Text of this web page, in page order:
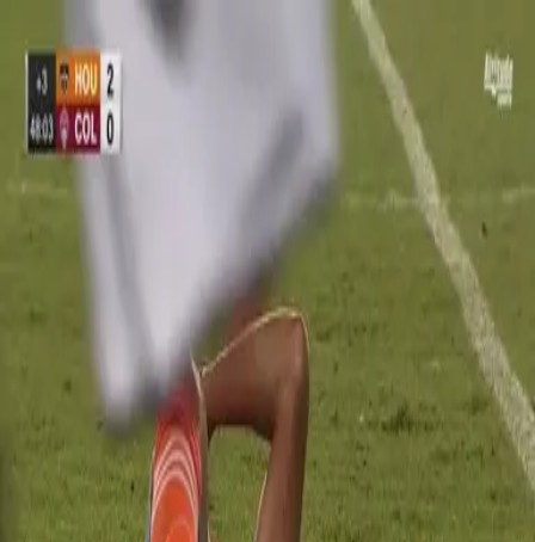
Yannick Boli
Yannick Boli: Últimas noticias, videos y fotos de Yannick Boli
El francés Yannick Boli se va expulsado por
golpear en la cara al brasileño Leonardo
Yannick Boli tuvo que irse a las regaderas en la recta final del
primer tiempo tras golpear a un rival en la cara.
PUBLICIDAD